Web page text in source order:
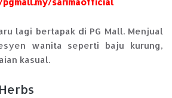
sarimaofficial
lagi bertapak di PG Mall. Menjual
wanita seperti baju kurung,
kasual.